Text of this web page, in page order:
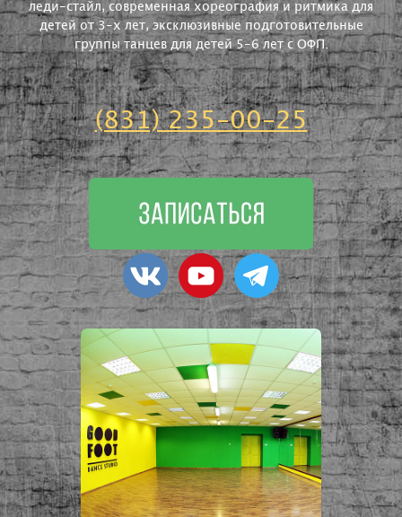
леди-стайл, современная хореография и ритмика для
детей от 3-х лет, эксклюзивные подготовительные
группы танцев для детей 5-6 лет с ОФП.
(831) 235-00-25